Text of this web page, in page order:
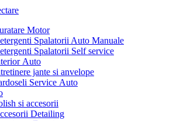
Motor
Spalatorii Auto Manuale
Spalatorii Self service
Auto
jante si anvelope
Service Auto
si accesorii
Detailing